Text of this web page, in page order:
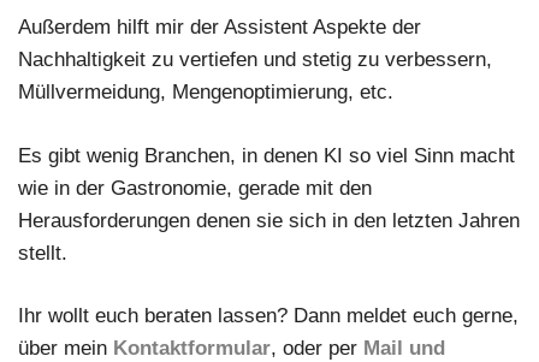
Außerdem hilft mir der Assistent Aspekte der
Nachhaltigkeit zu vertiefen und stetig zu verbessern,
Müllvermeidung, Mengenoptimierung, etc.
Es gibt wenig Branchen, in denen KI so viel Sinn macht
wie in der Gastronomie, gerade mit den
Herausforderungen denen sie sich in den letzten Jahren
stellt.
Ihr wollt euch beraten lassen? Dann meldet euch gerne,
über mein Kontaktformular, oder per Mail und